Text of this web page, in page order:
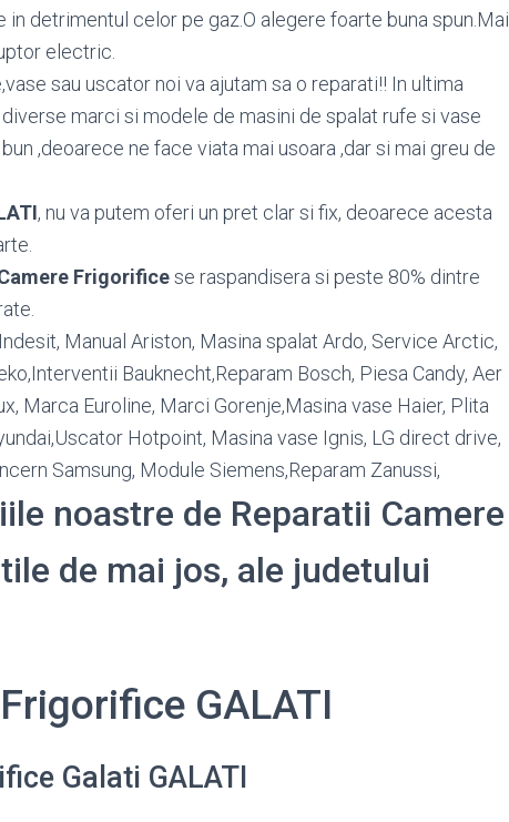
detrimentul celor pe gaz.O alegere foarte buna spun.Mai
electric.
sau uscator noi va ajutam sa o reparati!! In ultima
marci si modele de masini de spalat rufe si vase
,deoarece ne face viata mai usoara ,dar si mai greu de
, nu va putem oferi un pret clar si fix, deoarece acesta
Frigorificese raspandisera si peste 80% dintre
Manual Ariston, Masina spalat Ardo, Service Arctic,
Bauknecht,Reparam Bosch, Piesa Candy, Aer
Marca Euroline, Marci Gorenje,Masina vase Haier, Plita
Hotpoint, Masina vase Ignis, LG direct drive,
Samsung, Module Siemens,Reparam Zanussi,
noastre de Reparatii Camere
de mai jos, ale judetului
GALATI
Galati GALATI